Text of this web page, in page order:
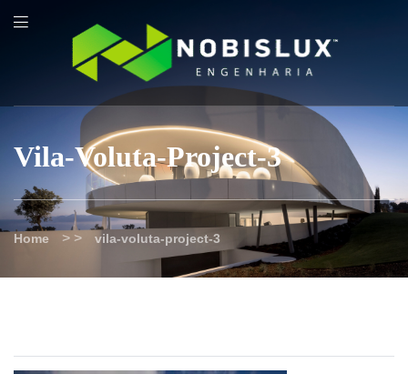
Vila-Voluta-Project-3
Home > > vila-voluta-project-3